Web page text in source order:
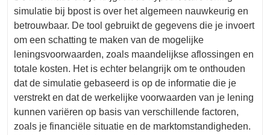
simulatie bij bpost is over het algemeen nauwkeurig en
betrouwbaar. De tool gebruikt de gegevens die je invoert
om een schatting te maken van de mogelijke
leningsvoorwaarden, zoals maandelijkse aflossingen en
totale kosten. Het is echter belangrijk om te onthouden
dat de simulatie gebaseerd is op de informatie die je
verstrekt en dat de werkelijke voorwaarden van je lening
kunnen variëren op basis van verschillende factoren,
zoals je financiële situatie en de marktomstandigheden.